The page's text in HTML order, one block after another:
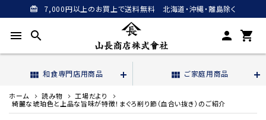
card_giftcard 7,000円以上のお買上で送料無料 北海道・沖縄・離島除く
menu search person shopping_cart
view_module 和食専門店用商品 view_module ご家庭用商品
ホーム 読み物
工場だより
綺麗な琥珀色と上品な旨味が特徴！まぐろ削り節（血合い抜き）のご紹介